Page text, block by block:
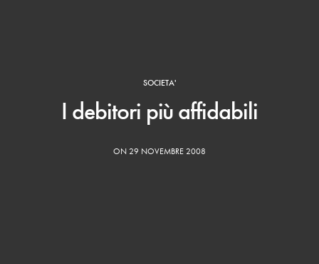
SOCIETA'
I debitori più affidabili
ON 29 NOVEMBRE 2008